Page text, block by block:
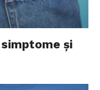
și